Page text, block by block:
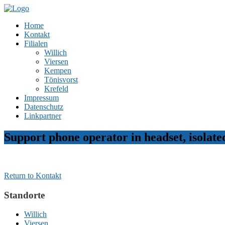
Home
Kontakt
Filialen
Willich
Viersen
Kempen
Tönisvorst
Krefeld
Impressum
Datenschutz
Linkpartner
Support phone operator in headset,
Return to Kontakt
Standorte
Willich